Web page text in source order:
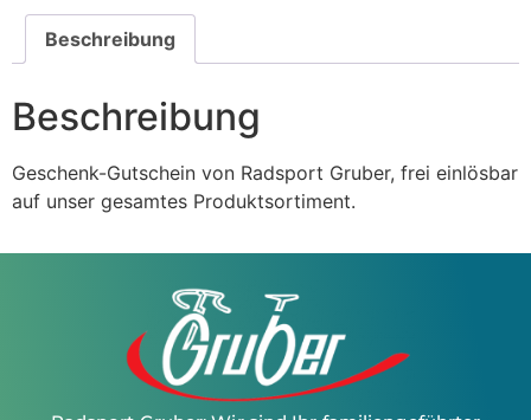
Beschreibung
Beschreibung
Geschenk-Gutschein von Radsport Gruber, frei einlösbar
auf unser gesamtes Produktsortiment.